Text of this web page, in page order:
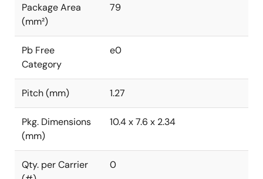
Package Area
(mm²)
79
Pb Free
Category
e0
Pitch (mm) 1.27
Pkg. Dimensions
(mm)
10.4 x 7.6 x 2.34
Qty. per Carrier
0